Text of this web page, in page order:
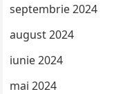
septembrie 2024
august 2024
iunie 2024
mai 2024